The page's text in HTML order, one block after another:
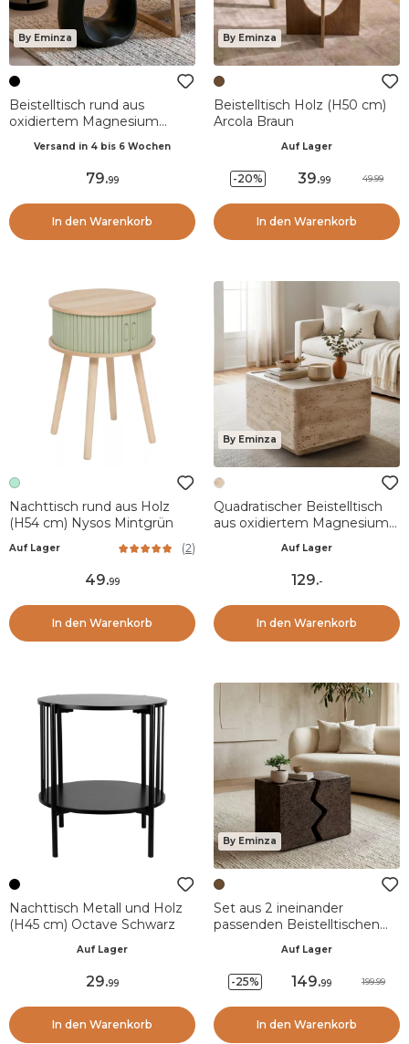
By Eminza
Beistelltisch rund aus
oxidiertem Magnesium
Versand in 4 bis 6 Wochen
79.99
In den Warenkorb
By Eminza
Beistelltisch Holz (H50 cm)
Arcola Braun
Auf Lager
-20% 39.99 49.99
In den Warenkorb
Nachttisch rund aus Holz
(H54 cm) Nysos Mintgrün
Auf Lager (2)
49.99
In den Warenkorb
By Eminza
Quadratischer Beistelltisch
aus oxidiertem Magnesium
Auf Lager
129.-
In den Warenkorb
Nachttisch Metall und Holz
(H45 cm) Octave Schwarz
Auf Lager
29.99
In den Warenkorb
By Eminza
Set aus 2 ineinander
passenden Beistelltischen
(H45 cm) Barbarella Braun
Auf Lager
-25% 149.99 199.99
In den Warenkorb